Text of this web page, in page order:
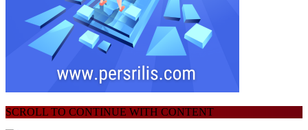
SCROLL TO CONTINUE WITH CONTENT